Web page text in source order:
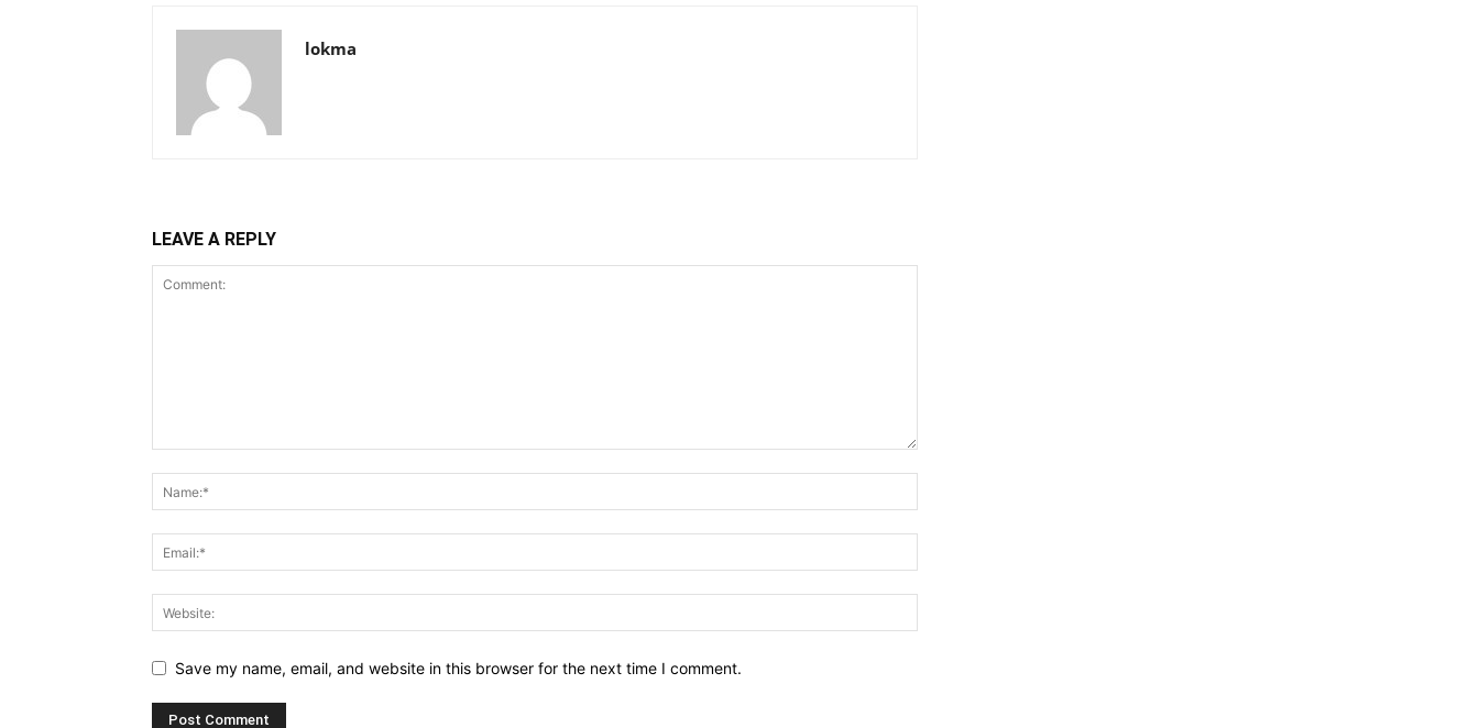
lokma
LEAVE A REPLY
Save my name, email, and website in this browser for the next time I comment.